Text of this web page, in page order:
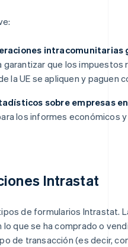
intracomunitarias
garantizar que los impuestos
la UE se apliquen y paguen
sobre empresas
los informes económicos
Intrastat
de formularios Intrastat.
que se ha comprado o
de transacción (es decir,